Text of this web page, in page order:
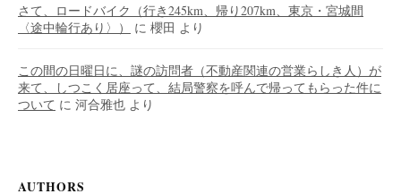
さて、ロードバイク（行き245km、帰り207km、東京・宮城間
〈途中輪行あり〉）
に 櫻田 より
この間の日曜日に、謎の訪問者（不動産関連の営業らしき人）が
来て、しつこく居座って、結局警察を呼んで帰ってもらった件に
ついて に 河合雅也 より
AUTHORS